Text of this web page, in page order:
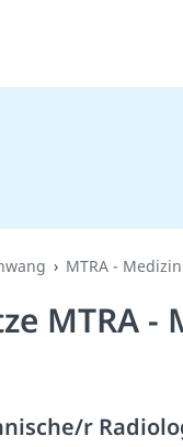
MTRA -
MTRA -
r